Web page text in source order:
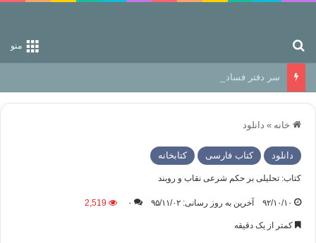
منو
سر دفتر فساد در زمین‌، دوری وکناره‌گیری از راه خداست‌!
خانه » دانلود
دانلود کتاب فارسی کتابخانه
کتاب: تحلیلی بر حکم شرعی نقاب و روبند
۹۲/۱۰/۱۰ آخرین به روز رسانی: ۹۵/۱۱/۰۲ ۰ 2,519
کمتر از یک دقیقه